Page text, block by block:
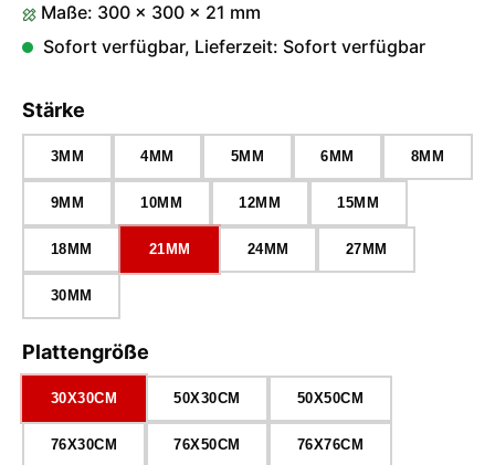
Maße: 300 × 300 × 21 mm
Sofort verfügbar, Lieferzeit: Sofort verfügbar
Stärke
3MM 4MM 5MM 6MM 8MM
9MM 10MM 12MM 15MM
18MM 21MM 24MM 27MM
30MM
Plattengröße
30X30CM 50X30CM 50X50CM
76X30CM 76X50CM 76X76CM